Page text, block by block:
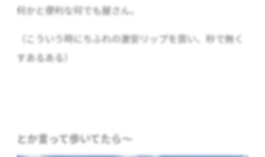
何かと便利な何でも屋さん。
（こういう時にちふれの激安リップを買い、秒で無く
すあるある）
とか言って歩いてたら～